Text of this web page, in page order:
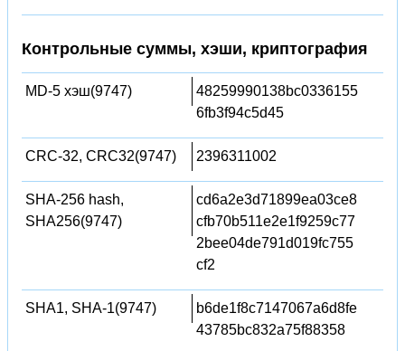
Контрольные суммы, хэши, криптография
MD-5 хэш(9747)
48259990138bc0336155
6fb3f94c5d45
CRC-32, CRC32(9747) 2396311002
SHA-256 hash,
SHA256(9747)
cd6a2e3d71899ea03ce8
cfb70b511e2e1f9259c77
2bee04de791d019fc755
cf2
SHA1, SHA-1(9747)
b6de1f8c7147067a6d8fe
43785bc832a75f88358